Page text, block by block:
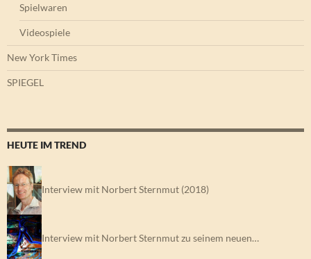
Spielwaren
Videospiele
New York Times
SPIEGEL
HEUTE IM TREND
Interview mit Norbert Sternmut (2018)
Interview mit Norbert Sternmut zu seinem neuen…